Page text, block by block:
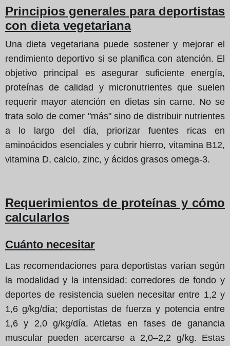
Principios generales para deportistas
con dieta vegetariana
Una dieta vegetariana puede sostener y mejorar el
rendimiento deportivo si se planifica con atención. El
objetivo principal es asegurar suficiente energía,
proteínas de calidad y micronutrientes que suelen
requerir mayor atención en dietas sin carne. No se
trata solo de comer "más" sino de distribuir nutrientes
a lo largo del día, priorizar fuentes ricas en
aminoácidos esenciales y cubrir hierro, vitamina B12,
vitamina D, calcio, zinc, y ácidos grasos omega-3.
Requerimientos de proteínas y cómo
calcularlos
Cuánto necesitar
Las recomendaciones para deportistas varían según
la modalidad y la intensidad: corredores de fondo y
deportes de resistencia suelen necesitar entre 1,2 y
1,6 g/kg/día; deportistas de fuerza y potencia entre
1,6 y 2,0 g/kg/día. Atletas en fases de ganancia
muscular pueden acercarse a 2,0–2,2 g/kg. Estas